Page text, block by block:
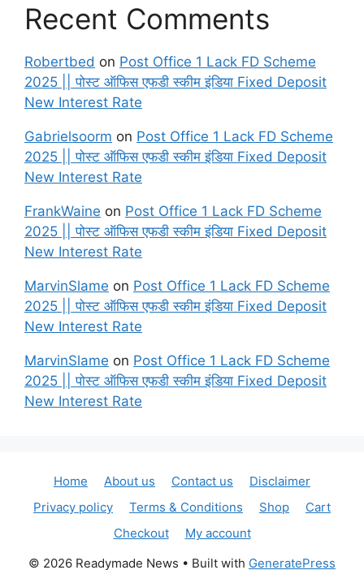
Recent Comments
Robertbed on Post Office 1 Lack FD Scheme
2025 || पोस्ट ऑफिस एफडी स्कीम इंडिया Fixed Deposit
New Interest Rate
Gabrielsoorm on Post Office 1 Lack FD Scheme
2025 || पोस्ट ऑफिस एफडी स्कीम इंडिया Fixed Deposit
New Interest Rate
FrankWaine on Post Office 1 Lack FD Scheme
2025 || पोस्ट ऑफिस एफडी स्कीम इंडिया Fixed Deposit
New Interest Rate
MarvinSlame on Post Office 1 Lack FD Scheme
2025 || पोस्ट ऑफिस एफडी स्कीम इंडिया Fixed Deposit
New Interest Rate
MarvinSlame on Post Office 1 Lack FD Scheme
2025 || पोस्ट ऑफिस एफडी स्कीम इंडिया Fixed Deposit
New Interest Rate
Home About us Contact us
Disclaimer
Privacy policy
Terms & Conditions Shop
Cart
Checkout
My account
© 2026 Readymade News • Built with GeneratePress